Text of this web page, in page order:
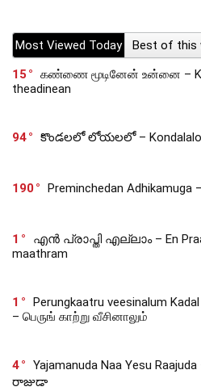
Most Viewed Today Best of this
15
கண்ணை மூடினேன் உன்னை –
theadinean
94 కొండలలో లోయలలో – Kondalalo
190 Preminchedan
1
എൻ പ്രാപ്തി എല്ലാം – En
maathram
1
Perungkaatru veesinalum
– பெருங் காற்று வீசினாலும்
4
Yajamanuda Naa Yesu
రాజుడా